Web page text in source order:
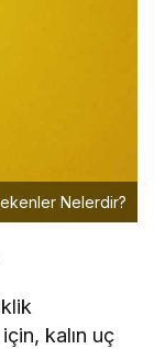
Nelerdir?
kalın uç